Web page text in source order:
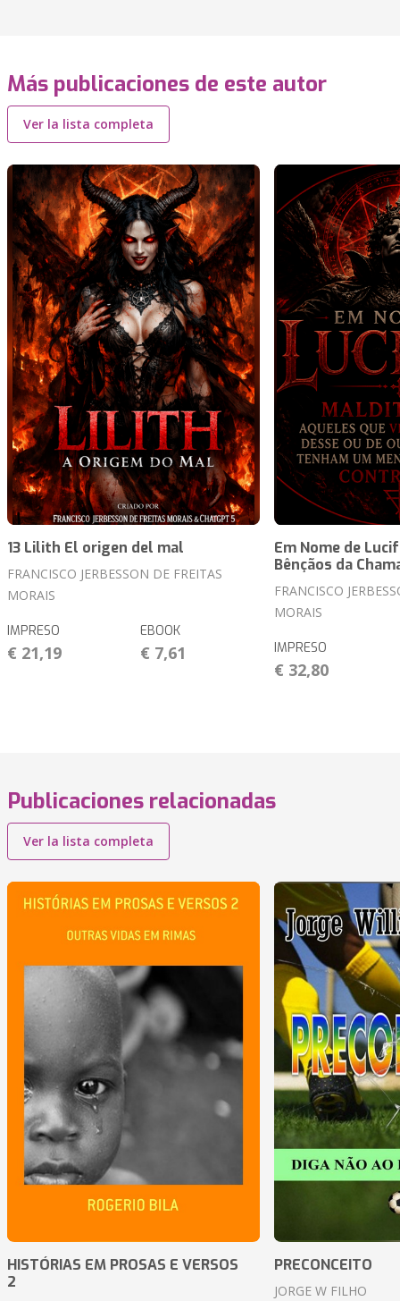
Más publicaciones de este autor
Ver la lista completa
13 Lilith El origen del mal
FRANCISCO JERBESSON DE FREITAS
MORAIS
IMPRESO
€ 21,19
EBOOK
€ 7,61
Em Nome de
Bênçãos da
FRANCISCO
MORAIS
IMPRESO
€ 32,80
Publicaciones relacionadas
Ver la lista completa
HISTÓRIAS EM PROSAS E VERSOS
2
PRECONCEITO
JORGE W FILHO